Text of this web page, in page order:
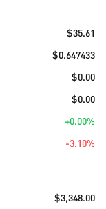
$35.61
$0.647433
$0.00
$0.00
+0.00%
-3.10%
$3,348.00